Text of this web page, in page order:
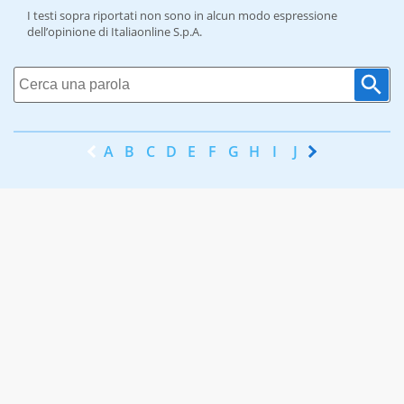
I testi sopra riportati non sono in alcun modo espressione
dell’opinione di Italiaonline S.p.A.
A B C D E F G H I J K